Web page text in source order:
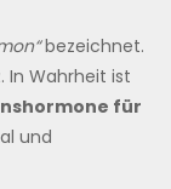
bezeichnet.
In Wahrheit ist
für
und